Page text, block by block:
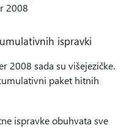
2008
ispravki
2008 sada su višejezičke.
paket hitnih
ispravke obuhvata sve